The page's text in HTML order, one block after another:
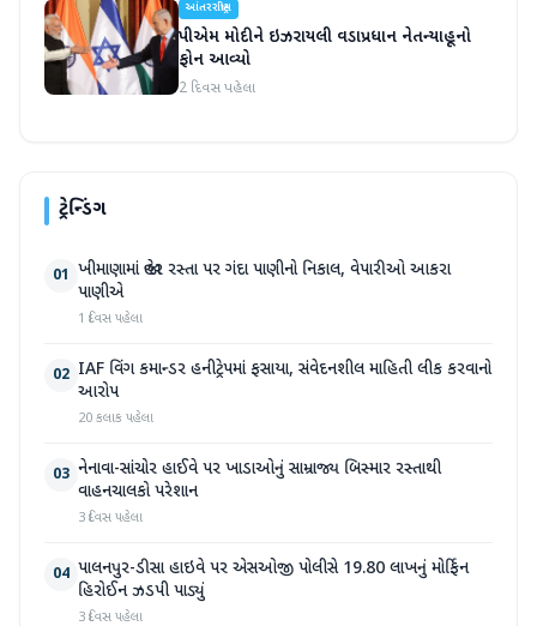
આંતરરાષ્ટ્રીય
પીએમ મોદીને ઇઝરાયલી વડાપ્રધાન નેતન્યાહૂનો
ફોન આવ્યો
2 દિવસ પહેલા
ટ્રેન્ડિંગ
01 ખીમાણામાં જાહેર રસ્તા પર ગંદા પાણીનો નિકાલ, વેપારીઓ આકરા
પાણીએ
1 દિવસ પહેલા
02 IAF વિંગ કમાન્ડર હનીટ્રેપમાં ફસાયા, સંવેદનશીલ માહિતી લીક કરવાનો
આરોપ
20 કલાક પહેલા
03 નેનાવા-સાંચોર હાઈવે પર ખાડાઓનું સામ્રાજ્ય બિસ્માર રસ્તાથી
વાહનચાલકો પરેશાન
3 દિવસ પહેલા
04 પાલનપુર-ડીસા હાઇવે પર એસઓજી પોલીસે 19.80 લાખનું મોર્ફિન
હિરોઈન ઝડપી પાડ્યું
3 દિવસ પહેલા